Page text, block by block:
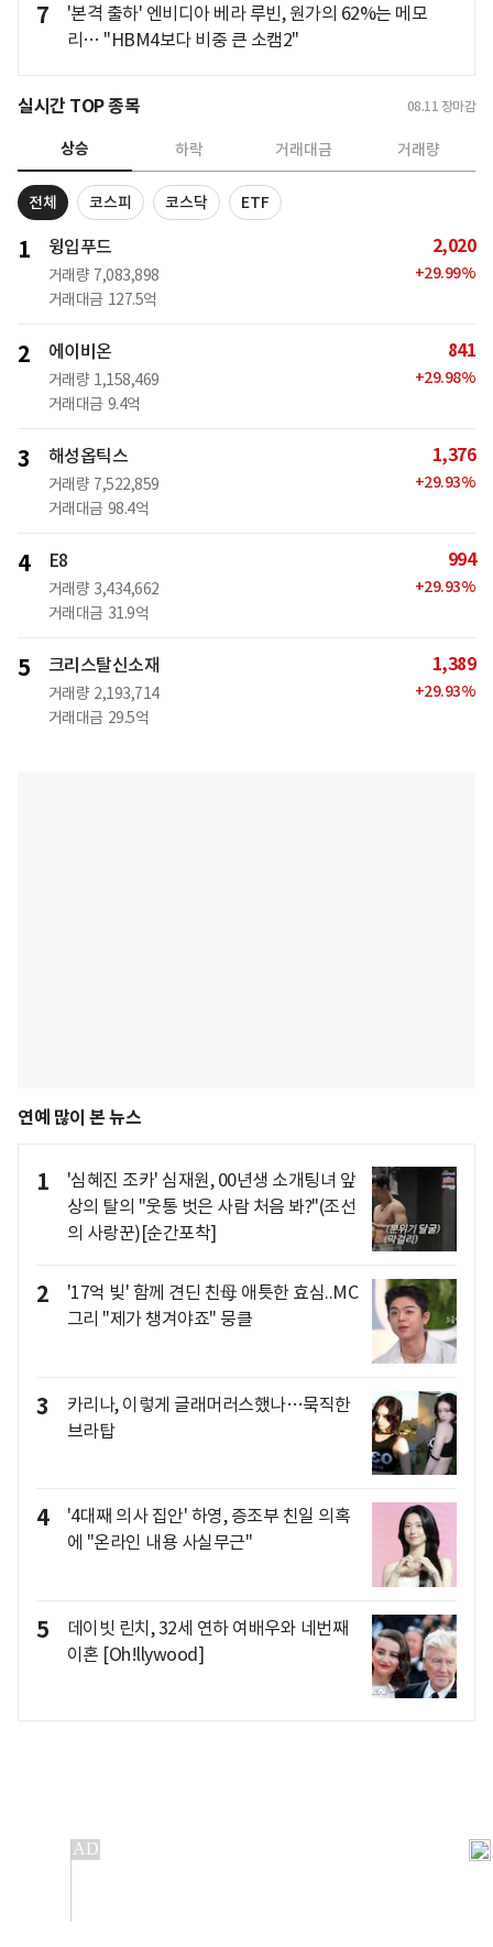
7
'본격 출하' 엔비디아 베라 루빈, 원가의 62%는 메모
리… "HBM4보다 비중 큰 소캠2"
실시간 TOP 종목 08.11 장마감
상승 하락 거래대금 거래량
전체 코스피 코스닥 ETF
1 윙입푸드
거래량 7,083,898
거래대금 127.5억
2,020
+29.99%
2 에이비온
거래량 1,158,469
거래대금 9.4억
841
+29.98%
3 해성옵틱스
거래량 7,522,859
거래대금 98.4억
1,376
+29.93%
4 E8
거래량 3,434,662
거래대금 31.9억
994
+29.93%
5 크리스탈신소재
거래량 2,193,714
거래대금 29.5억
1,389
+29.93%
연예 많이 본 뉴스
1
'심혜진 조카' 심재원, 00년생 소개팅녀 앞
상의 탈의 "웃통 벗은 사람 처음 봐?"(조선
의 사랑꾼)[순간포착]
2
'17억 빚' 함께 견딘 친母 애틋한 효심..MC
그리 "제가 챙겨야죠" 뭉클
3
카리나, 이렇게 글래머러스했나…묵직한
브라탑
4
'4대째 의사 집안' 하영, 증조부 친일 의혹
에 "온라인 내용 사실무근"
5
데이빗 린치, 32세 연하 여배우와 네번째
이혼 [Oh!llywood]